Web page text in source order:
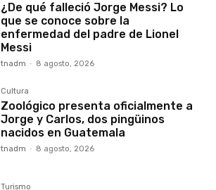
¿De qué falleció Jorge Messi? Lo
que se conoce sobre la
enfermedad del padre de Lionel
Messi
tnadm - 8 agosto, 2026
Cultura
Zoológico presenta oficialmente a
Jorge y Carlos, dos pingüinos
nacidos en Guatemala
tnadm - 8 agosto, 2026
Turismo